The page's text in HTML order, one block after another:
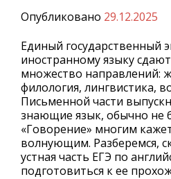
Опубликовано 29.12.2025
Единый государственный
иностранному языку
множество направлений:
филология, лингвистика,
Письменной части
знающие язык, обычно не
«Говорение» многим
волнующим. Разберемся,
устная часть ЕГЭ по
подготовиться к ее